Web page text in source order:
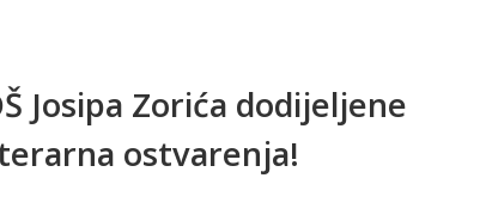
Josipa Zorića dodijeljene
ostvarenja!